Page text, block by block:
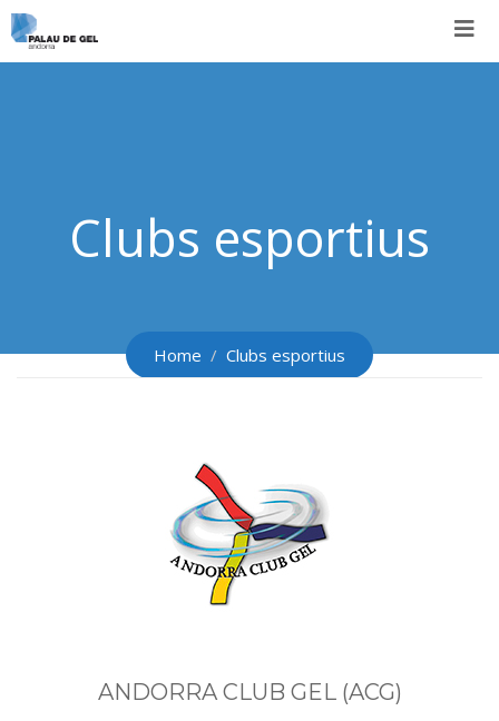
Skip
to
Clubs esportius
Home Clubs esportius
ANDORRA CLUB GEL (ACG)